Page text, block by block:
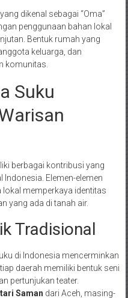
dikenal sebagai “Oma”
penggunaan bahan lokal
Bentuk rumah yang
keluarga, dan
komunitas.
Suku
berbagai kontribusi yang
Elemen-elemen
lokal memperkaya identitas
yang ada di tanah air.
Tradisional
di Indonesia mencerminkan
daerah memiliki bentuk seni
pertunjukan teater.
tari Saman dari Aceh, masing-